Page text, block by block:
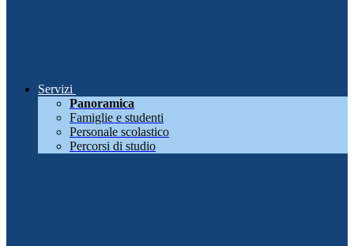
Servizi
Panoramica
Famiglie e studenti
Personale scolastico
Percorsi di studio